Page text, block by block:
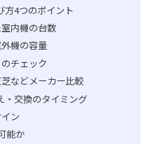
方4つのポイント
内機の台数
機の容量
チェック
などメーカー比較
・交換のタイミング
ン
能か